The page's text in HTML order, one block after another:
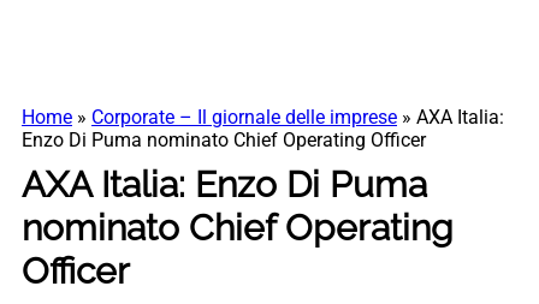
Home » Corporate – Il giornale delle imprese » AXA Italia:
Enzo Di Puma nominato Chief Operating Officer
AXA Italia: Enzo Di Puma
nominato Chief Operating
Officer